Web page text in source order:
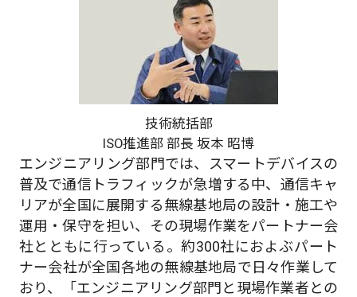
技術統括部
ISO推進部 部長 坂本 昭博
エンジニアリング部門では、スマートデバイスの
普及で通信トラフィックが急増する中、通信キャ
リアが全国に展開する無線基地局の設計・施工や
運用・保守を担い、その現場作業をパートナー会
社とともに行っている。約300社におよぶパート
ナー会社が全国各地の無線基地局で日々作業して
おり、「エンジニアリング部門と現場作業者との